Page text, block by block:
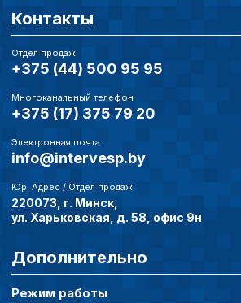
Контакты
Отдел продаж
+375 (44) 500 95 95
Многоканальный телефон
+375 (17) 375 79 20
Электронная почта
info@intervesp.by
Юр. Адрес / Отдел продаж
220073, г. Минск,
ул. Харьковская, д. 58, офис 9н
Дополнительно
Режим работы